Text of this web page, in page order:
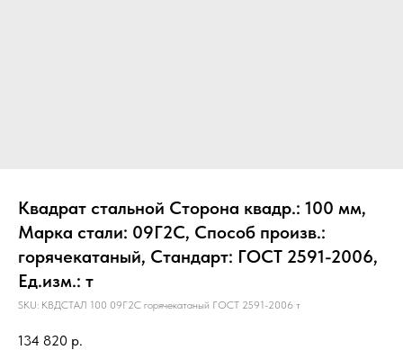
Квадрат стальной Сторона квадр.: 100 мм,
Марка стали: 09Г2С, Способ произв.:
горячекатаный, Стандарт: ГОСТ 2591-2006,
Ед.изм.: т
SKU: КВДСТАЛ 100 09Г2С горячекатаный ГОСТ 2591-2006 т
134 820 р.